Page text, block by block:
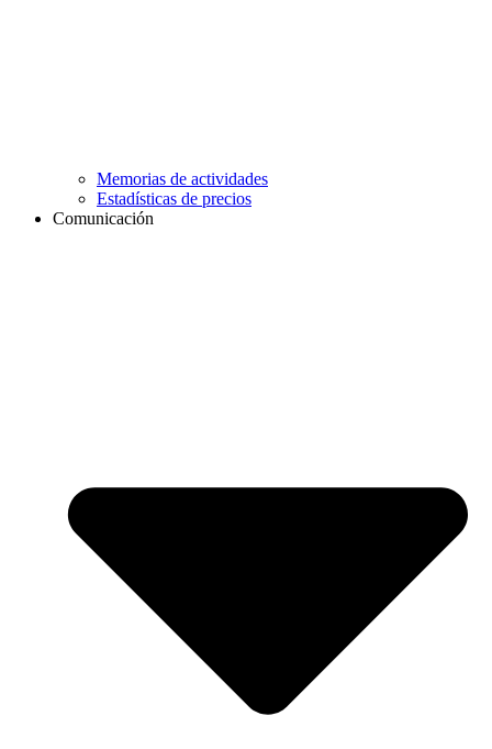
Memorias de actividades
Estadísticas de precios
Comunicación